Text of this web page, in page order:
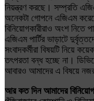
নিয়ন্ত্রণ করছে। সম্প্রতি
অনেকটা গোপনে এজিএম
বিনিয়োগকারীরাও অংশ নিতে
এজিএম পার্টির ভাড়াটে
সংবাদকর্মীরা বিষয়টি নিয়ে
তৎপরতা বন্ধ হচ্ছে না।
আবারও আমাদের এ বিষয়ে
আর কত দিন আমাদের